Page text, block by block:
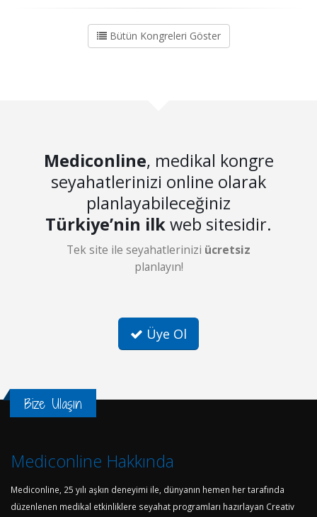
Bütün Kongreleri Göster
Mediconline, medikal kongre
seyahatlerinizi online olarak
planlayabileceğiniz
Türkiye’nin ilkweb sitesidir.
Tek site ile seyahatlerinizi ücretsiz
planlayın!
Üye Ol
Bize Ulaşın
Mediconline Hakkında
Mediconline, 25 yılı aşkın deneyimi ile, dünyanın hemen her tarafında
düzenlenen medikal etkinliklere seyahat programları hazırlayan Creativ